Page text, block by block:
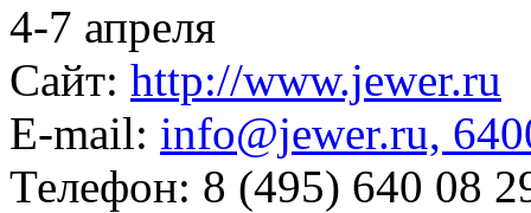
4-7 апреля
Сайт: http://www.jewer.ru
E-mail: info@jewer.ru,
Телефон: 8 (495) 640 08